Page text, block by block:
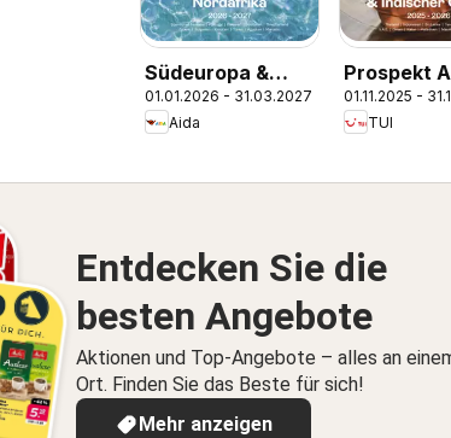
Südeuropa &
Nordafrika
2026/27
01.01.2026 - 31.03.2027
Aida
Prospekt
Afrika,
Indischer
01.11.2025 -
TUI
Entdecken Sie die
besten Angebote
Aktionen und Top-Angebote – alles an
Ort. Finden Sie das Beste für sich!
Mehr anzeigen